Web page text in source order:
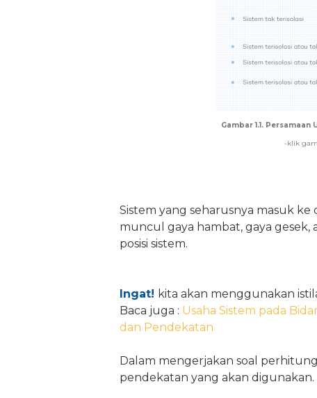
Gambar 1.1.
-klik
Sistem yang seharusnya masuk ke
muncul gaya hambat, gaya
posisi sistem.
Ingat! kita akan menggunakan
Baca juga : Usaha Sistem pada
dan Pendekatan
Dalam mengerjakan soal
pendekatan yang akan digunakan.